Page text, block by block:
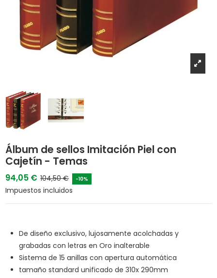
Álbum de sellos Imitación Piel con
Cajetín - Temas
94,05 € 104,50 € -10%
Impuestos incluidos
De diseño exclusivo, lujosamente acolchadas y
grabadas con letras en Oro inalterable
Sistema de 15 anillas con apertura automática
tamaño standard unificado de 310x 290mm